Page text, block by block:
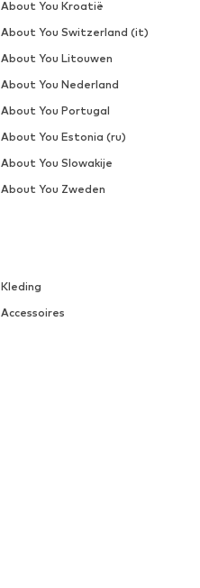
Kleding
Accessoires
About You Kroatië
About You Switzerland (it)
About You Litouwen
About You Nederland
About You Portugal
About You Estonia (ru)
About You Slowakije
About You Zweden